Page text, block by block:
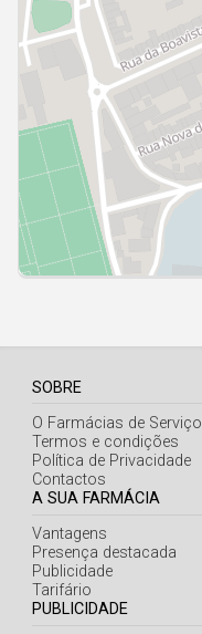
Açores
SOBRE
O Farmácias de Serviço
Termos e condições
Política de Privacidade
Contactos
A SUA FARMÁCIA
Vantagens
Presença destacada
Publicidade
Tarifário
PUBLICIDADE